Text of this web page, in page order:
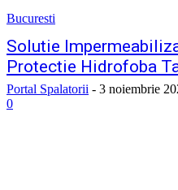
Bucuresti
Solutie
Protectie Hidrofoba
Portal Spalatorii - 3 noiembrie
0